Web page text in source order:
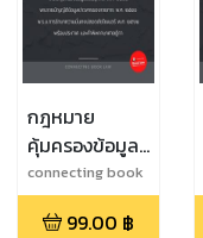
กฎหมาย
คุ้มครองข้อมูล
ส่วนบุคคล
connecting book
law
99.00 ฿